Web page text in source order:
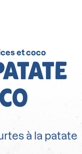
et coco
à la patate